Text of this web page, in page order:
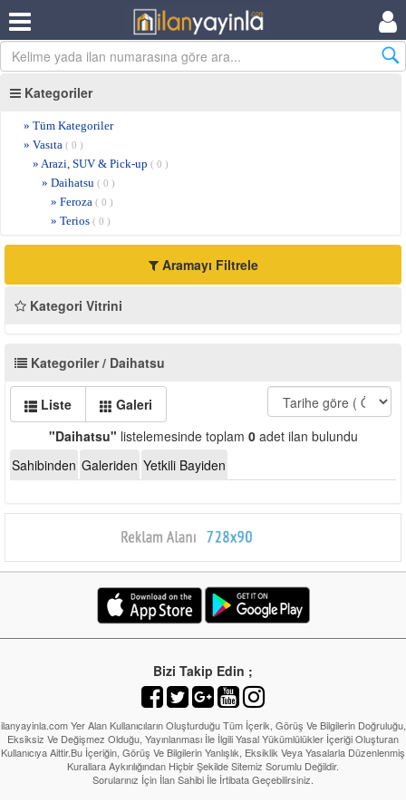
Kategoriler
» Tüm Kategoriler
» Vasıta ( 0 )
» Arazi, SUV & Pick-up ( 0 )
» Daihatsu ( 0 )
» Feroza ( 0 )
» Terios ( 0 )
Aramayı Filtrele
Kategori Vitrini
Kategoriler / Daihatsu
Liste
Galeri
"Daihatsu" listelemesinde toplam 0adet ilan bulundu
Sahibinden Galeriden Yetkili Bayiden
Bizi Takip Edin ;
ilanyayinla.com Yer Alan Kullanıcıların Oluşturduğu Tüm İçerik, Görüş Ve Bilgilerin Doğruluğu,
Eksiksiz Ve Değişmez Olduğu, Yayınlanması İle İlgili Yasal Yükümlülükler İçeriği Oluşturan
Kullanıcıya Aittir.Bu İçeriğin, Görüş Ve Bilgilerin Yanlışlık, Eksiklik Veya Yasalarla Düzenlenmiş
Kurallara Aykırılığından Hiçbir Şekilde Sitemiz Sorumlu Değildir.
Sorularınız İçin İlan Sahibi İle İrtibata Geçebilirsiniz.